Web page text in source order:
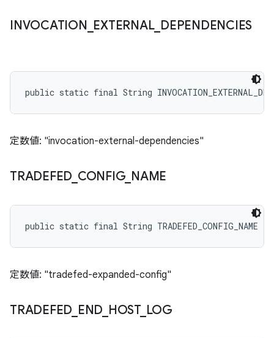
INVOCATION EXTERNAL_ DEPENDENCIES
public static final String
定数値: "invocation-external-dependencies"
TRADEFED CONFIG_ NAME
public static final String TRADEFED_CONFIG_NAME
定数値: "tradefed-expanded-config"
TRADEFED END HOST_ LOG